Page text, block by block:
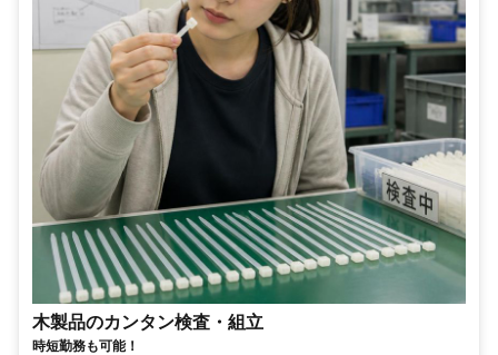
木製品のカンタン検査・組立
時短勤務も可能！